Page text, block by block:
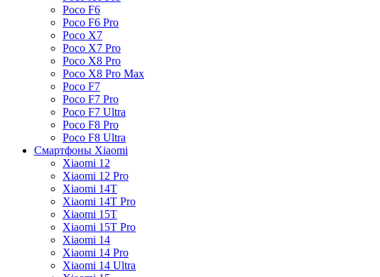
Poco F6
Poco F6 Pro
Poco X7
Poco X7 Pro
Poco X8 Pro
Poco X8 Pro Max
Poco F7
Poco F7 Pro
Poco F7 Ultra
Poco F8 Pro
Poco F8 Ultra
Смартфоны Xiaomi
Xiaomi 12
Xiaomi 12 Pro
Xiaomi 14T
Xiaomi 14T Pro
Xiaomi 15T
Xiaomi 15T Pro
Xiaomi 14
Xiaomi 14 Pro
Xiaomi 14 Ultra